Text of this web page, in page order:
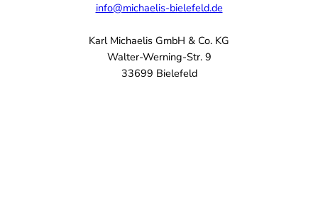
info@michaelis-bielefeld.de
Karl Michaelis GmbH & Co. KG
Walter-Werning-Str. 9
33699 Bielefeld